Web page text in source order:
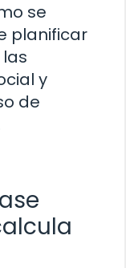
se
planificar
y
de